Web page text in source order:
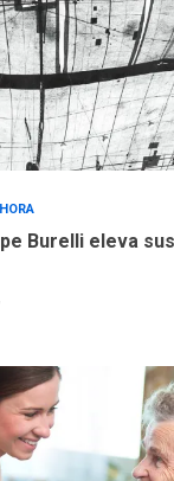
operativa con
vehicular de 60
adquiridas en
gestión
REGIONALES ÚLTIMA
«Juan Bautista
la altura de
trabajan en
creación y
estadísticas de
Burelli eleva